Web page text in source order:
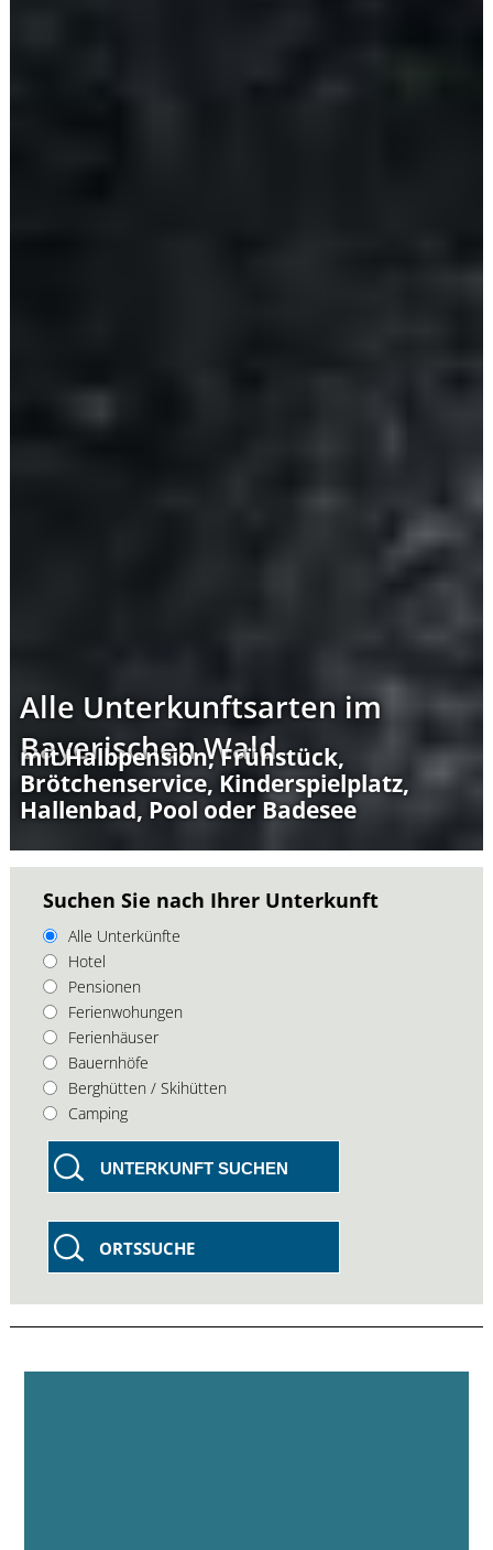
Alle Unterkunftsarten im
Bayerischen Wald
mit Halbpension, Frühstück,
Brötchenservice, Kinderspielplatz,
Hallenbad, Pool oder Badesee
Suchen Sie nach Ihrer Unterkunft
Alle Unterkünfte
Hotel
Pensionen
Ferienwohungen
Ferienhäuser
Bauernhöfe
Berghütten / Skihütten
Camping
UNTERKUNFT SUCHEN
ORTSSUCHE